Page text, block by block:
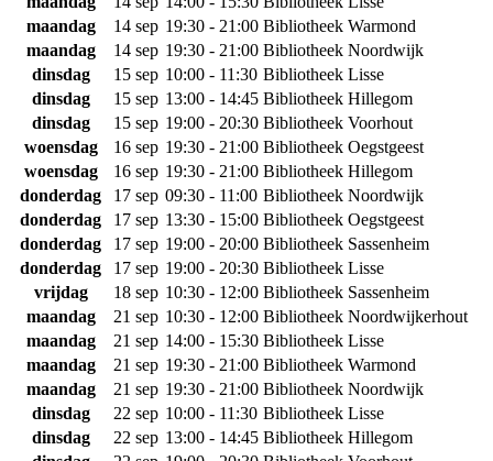
maandag
14 sep 19:30 - 21:00 Bibliotheek Warmond
maandag
14 sep 19:30 - 21:00 Bibliotheek Noordwijk
dinsdag
15 sep 10:00 - 11:30 Bibliotheek Lisse
dinsdag
15 sep 13:00 - 14:45 Bibliotheek Hillegom
dinsdag
15 sep 19:00 - 20:30 Bibliotheek Voorhout
woensdag
16 sep 19:30 - 21:00 Bibliotheek Oegstgeest
woensdag
16 sep 19:30 - 21:00 Bibliotheek Hillegom
donderdag
17 sep 09:30 - 11:00 Bibliotheek Noordwijk
donderdag
17 sep 13:30 - 15:00 Bibliotheek Oegstgeest
donderdag
17 sep 19:00 - 20:00 Bibliotheek Sassenheim
donderdag
17 sep 19:00 - 20:30 Bibliotheek Lisse
vrijdag
18 sep 10:30 - 12:00 Bibliotheek Sassenheim
maandag
21 sep 10:30 - 12:00 Bibliotheek Noordwijkerhout
maandag
21 sep 14:00 - 15:30 Bibliotheek Lisse
maandag
21 sep 19:30 - 21:00 Bibliotheek Warmond
maandag
21 sep 19:30 - 21:00 Bibliotheek Noordwijk
dinsdag
22 sep 10:00 - 11:30 Bibliotheek Lisse
dinsdag
22 sep 13:00 - 14:45 Bibliotheek Hillegom